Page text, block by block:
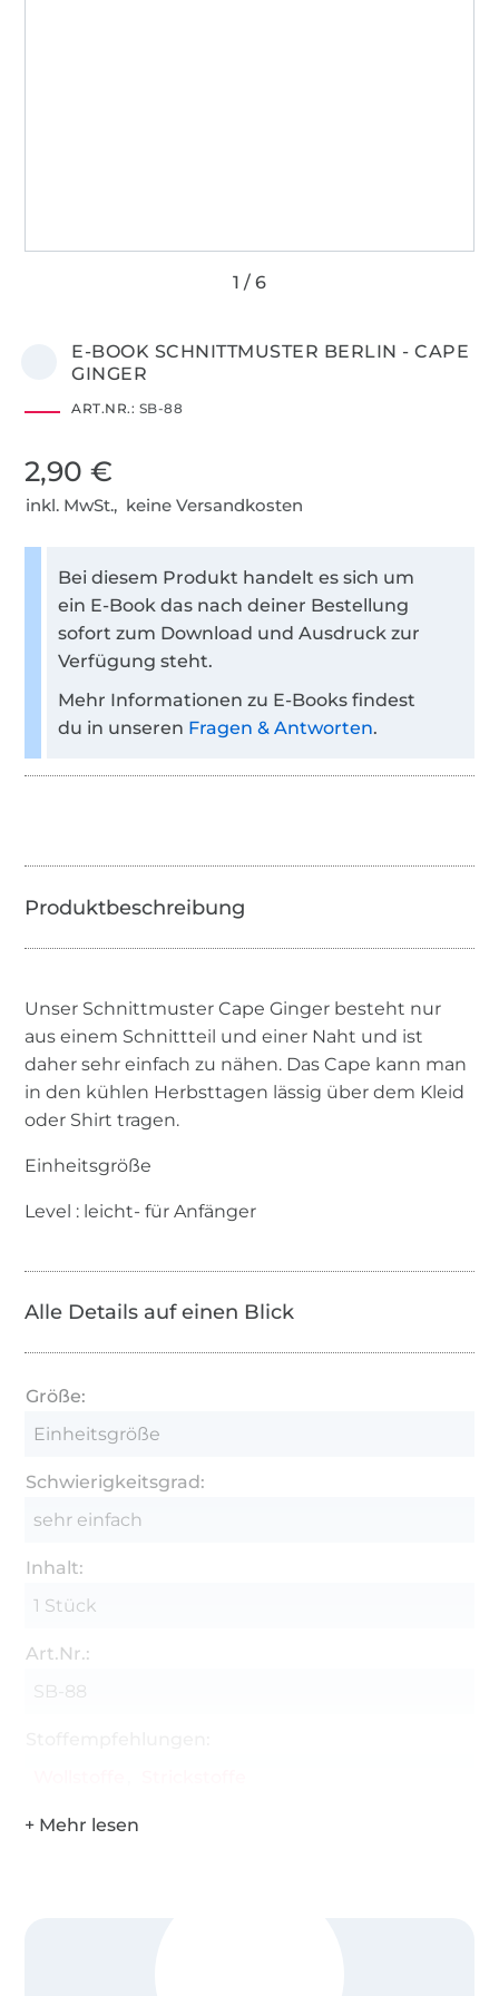
E-BOOK SCHNITTMUSTER BERLIN - CAPE
GINGER
ART.NR.: SB-88
2,90 €
inkl. MwSt., keine Versandkosten
Bei diesem Produkt handelt es sich um
ein E-Book das nach deiner Bestellung
sofort zum Download und Ausdruck zur
Verfügung steht.
Mehr Informationen zu E-Books findest
du in unseren Fragen & Antworten.
Unser Schnittmuster Cape Ginger besteht nur
aus einem Schnittteil und einer Naht und ist
daher sehr einfach zu nähen. Das Cape kann man
in den kühlen Herbsttagen lässig über dem Kleid
oder Shirt tragen.
Einheitsgröße
Level : leicht- für Anfänger
Alle Details auf einen Blick
Größe:
Einheitsgröße
Schwierigkeitsgrad:
sehr einfach
Inhalt:
1 Stück
Art.Nr.:
SB-88